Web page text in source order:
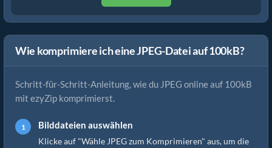
Wie komprimiere ich eine JPEG-Datei auf 100kB?
Schritt-für-Schritt-Anleitung, wie du JPEG online auf 100kB
mit ezyZip komprimierst.
Bilddateien auswählen
Klicke auf "Wähle JPEG zum Komprimieren" aus, um die